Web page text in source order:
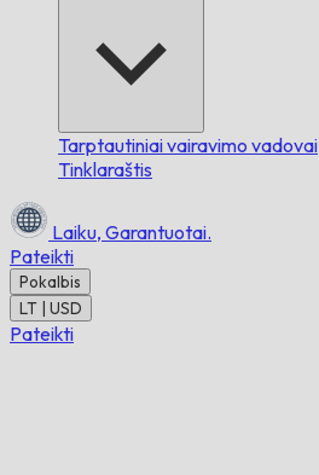
Tarptautiniai vairavimo vadovai
Tinklaraštis
Laiku, Garantuotai.
Pateikti
Pokalbis
LT | USD
Pateikti